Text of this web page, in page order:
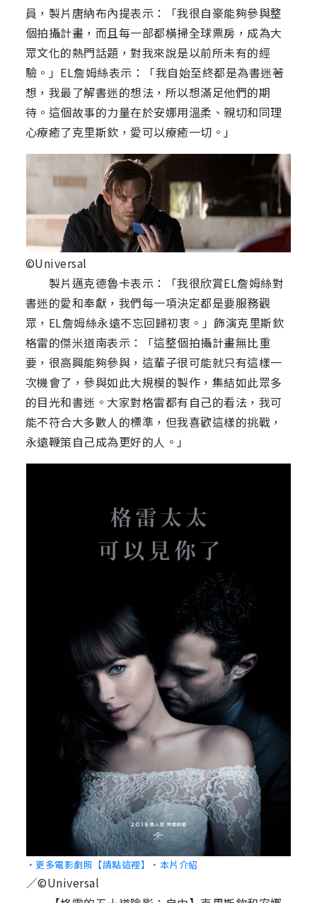
員，製片唐納布內提表示：「我很自豪能夠參與整
個拍攝計畫，而且每一部都橫掃全球票房，成為大
眾文化的熱門話題，對我來說是以前所未有的經
驗。」EL詹姆絲表示：「我自始至終都是為書迷著
想，我最了解書迷的想法，所以想滿足他們的期
待。這個故事的力量在於安娜用溫柔、親切和同理
心療癒了克里斯欽，愛可以療癒一切。」
©Universal
製片邁克德魯卡表示：「我很欣賞EL詹姆絲對
書迷的愛和奉獻，我們每一項決定都是要服務觀
眾，EL詹姆絲永遠不忘回歸初衷。」飾演克里斯欽
格雷的傑米道南表示：「這整個拍攝計畫無比重
要，很高興能夠參與，這輩子很可能就只有這樣一
次機會了，參與如此大規模的製作，集結如此眾多
的目光和書迷。大家對格雷都有自己的看法，我可
能不符合大多數人的標準，但我喜歡這樣的挑戰，
永遠鞭策自己成為更好的人。」
‧更多電影劇照【請點這裡】 ‧本片介紹
／©Universal